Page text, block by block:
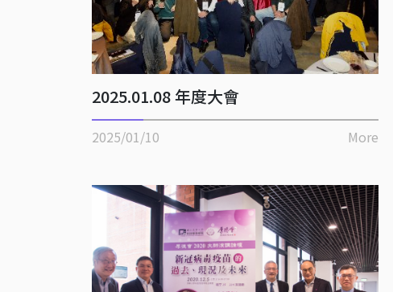
2025.01.08 年度大會
2025/01/10 More